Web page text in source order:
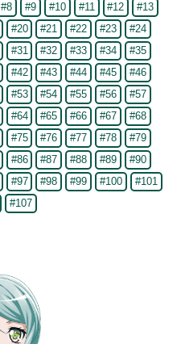
#8 #9 #10 #11 #12
#13
#20 #21 #22 #23
#24
#31 #32 #33 #34
#35
#42 #43 #44 #45
#46
#53 #54 #55 #56
#57
#64 #65 #66 #67
#68
#75 #76 #77 #78
#79
#86 #87 #88 #89
#90
#97 #98 #99 #100
#101
#107